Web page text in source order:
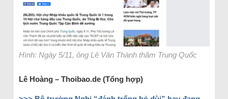
Hình: Ngày 5/11, ông Lê Văn Thành thăm Trung Quốc
Lê Hoàng – Thoibao.de (Tổng hợp)